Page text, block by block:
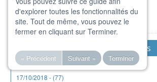
Listings
Formations urgentes
GP
17/10/2018 - (77)
d'explorer toutes les fonctionnalités du
site. Tout de même, vous pouvez le
fermer en cliquant sur Terminer.
« Précédent Suivant » Terminer